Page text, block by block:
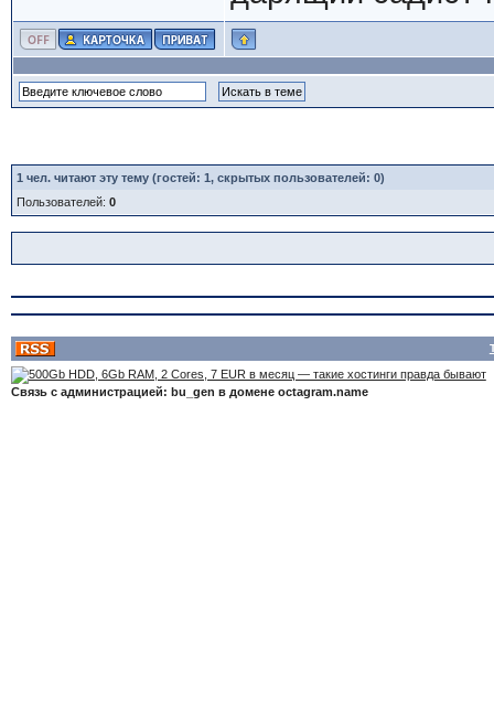
1 чел. читают эту тему (гостей: 1, скрытых пользователей: 0)
Пользователей: 0
Связь с администрацией: bu_gen в домене octagram.name